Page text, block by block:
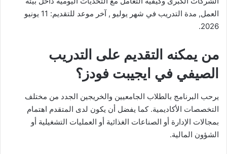
العمل, مدة التدريب في شهر يوليو , آخر موعد للتقديم: 11 يونيو
2026.
من يمكنه التقديم على التدريب
الصيفي في ايجيبت فودز؟
يرحب البرنامج بالطلاب الجامعيين والخريجين الجدد من مختلف
التخصصات الأكاديمية. كما يفضل أن يكون لدى المتقدم اهتمام
بمجالات الإدارة أو الصناعات الغذائية أو العمليات التشغيلية أو
الشؤون المالية.